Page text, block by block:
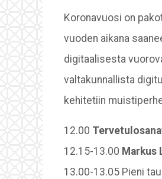
Koronavuosi on
vuoden aikana
digitaalisesta
valtakunnallista
kehitetiin
12.00
12.15-13.00 Markus
13.00-13.05 Pieni